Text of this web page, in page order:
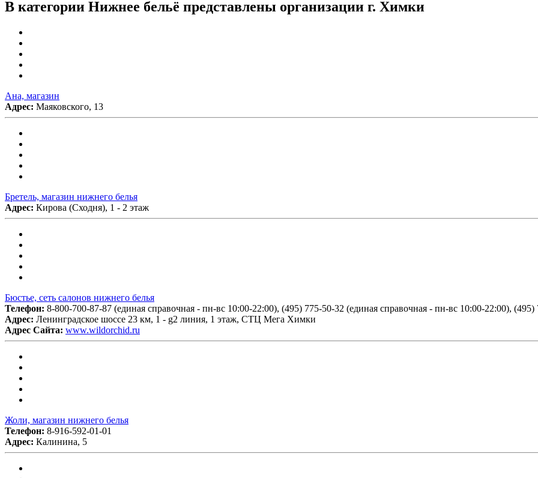
В категории Нижнее бельё представлены организации г. Химки
Ана, магазин
Адрес: Маяковского, 13
Бретель, магазин нижнего белья
Адрес: Кирова (Сходня), 1 - 2 этаж
Бюстье, сеть салонов нижнего белья
Телефон: 8-800-700-87-87 (единая справочная - пн-вс 10:00-22:00), (495) 775-50-32 (единая справочная - пн-вс 10:00-22:00),
Адрес: Ленинградское шоссе 23 км, 1 - g2 линия, 1 этаж, СТЦ Мега Химки
Адрес Сайта: www.wildorchid.ru
Жоли, магазин нижнего белья
Телефон: 8-916-592-01-01
Адрес: Калинина, 5